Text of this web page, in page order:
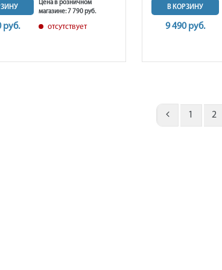
руб.
Цена в розничном
магазине: 7 790 руб.
отсутствует
В КОРЗИНУ
9 490 руб.
1 2